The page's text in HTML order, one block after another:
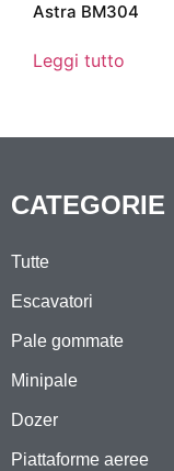
Astra BM304
Leggi tutto
CATEGORIE
Tutte
Escavatori
Pale gommate
Minipale
Dozer
Piattaforme aeree